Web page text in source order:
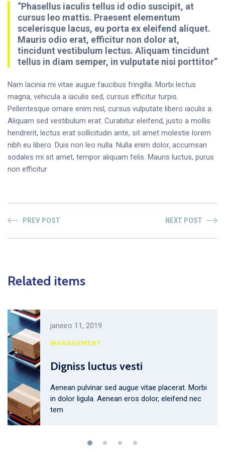
“Phasellus iaculis tellus id odio suscipit, at
cursus leo mattis. Praesent elementum
scelerisque lacus, eu porta ex eleifend aliquet.
Mauris odio erat, efficitur non dolor at,
tincidunt vestibulum lectus. Aliquam tincidunt
tellus in diam semper, in vulputate nisi porttitor”
Nam lacinia mi vitae augue faucibus fringilla. Morbi lectus
magna, vehicula a iaculis sed, cursus efficitur turpis.
Pellentesque ornare enim nisl, cursus vulputate libero iaculis a.
Aliquam sed vestibulum erat. Curabitur eleifend, justo a mollis
hendrerit, lectus erat sollicitudin ante, sit amet molestie lorem
nibh eu libero. Duis non leo nulla. Nulla enim dolor, accumsan
sodales mi sit amet, tempor aliquam felis. Mauris luctus, purus
non efficitur
PREV POST NEXT POST
Related items
janeiro 11, 2019
MANAGEMENT
Digniss luctus vesti
Aenean pulvinar sed augue vitae placerat. Morbi
in dolor ligula. Aenean eros dolor, eleifend nec
tem